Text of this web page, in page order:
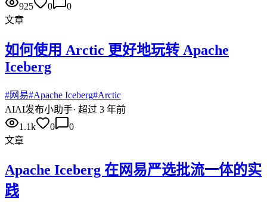
925
0
0
文章
如何使用 Arctic 更好地玩转 Apache
Iceberg
#网易#Apache Iceberg#Arctic
AIAI发布小助手· 超过 3 年前
1.1k
0
0
文章
Apache Iceberg 在网易严选批流一体的实
践